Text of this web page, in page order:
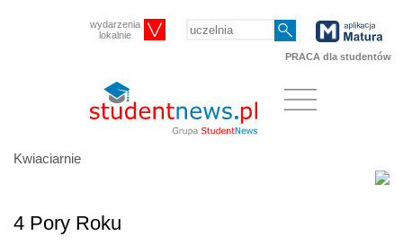
wydarzenia
lokalnie
PRACA dla studentów
Kwiaciarnie
4 Pory Roku